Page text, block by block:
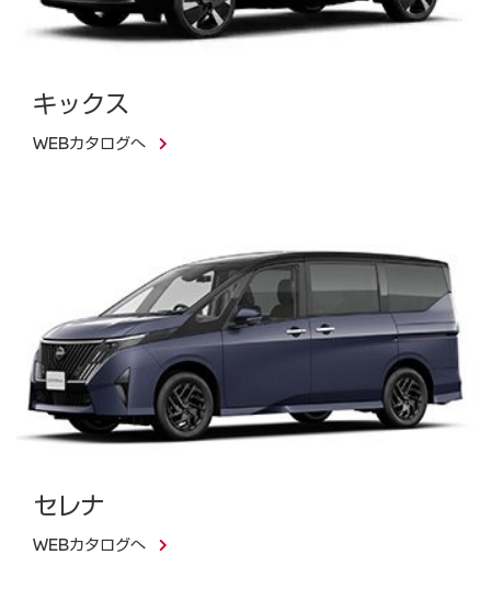
キックス
WEBカタログへ
セレナ
WEBカタログへ